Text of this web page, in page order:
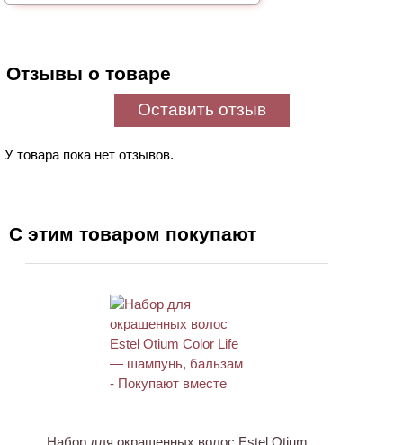
Отзывы о товаре
Оставить отзыв
У товара пока нет отзывов.
С этим товаром покупают
Набор для окрашенных волос Estel Otium